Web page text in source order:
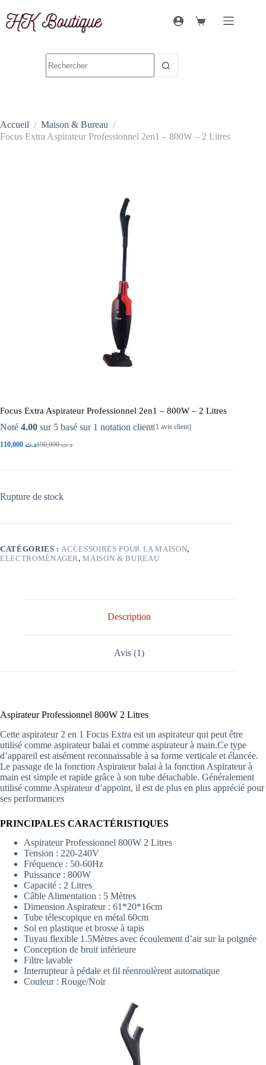
Accueil / Maison & Bureau /
Focus Extra Aspirateur Professionnel 2en1 – 800W – 2 Litres
Focus Extra Aspirateur Professionnel 2en1 – 800W – 2 Litres
Noté 4.00 sur 5 basé sur 1 notation client(1 avis client)
د.ت190,000 د.ت
Rupture de stock
CATÉGORIES : ACCESSOIRES POUR LA MAISON,
ELECTROMÉNAGER,MAISON & BUREAU
Description
Avis (1)
Aspirateur Professionnel 800W 2 Litres
Cette aspirateur 2 en 1 Focus Extra est un aspirateur qui peut être
utilisé comme aspirateur balai et comme aspirateur à main.Ce type
d’appareil est aisément reconnaissable à sa forme verticale et élancée.
Le passage de la fonction Aspirateur balai à la fonction Aspirateur à
main est simple et rapide grâce à son tube détachable. Généralement
utilisé comme Aspirateur d’appoint, il est de plus en plus apprécié pour
ses performances
PRINCIPALES CARACTÉRISTIQUES
Aspirateur Professionnel 800W 2 Litres
Tension : 220-240V
Fréquence : 50-60Hz
Puissance : 800W
Capacité : 2 Litres
Câble Alimentation : 5 Mètres
Dimension Aspirateur : 61*20*16cm
Tube télescopique en métal 60cm
Sol en plastique et brosse à tapis
Tuyau flexible 1.5Mètres avec écoulement d’air sur la poignée
Conception de bruit inférieure
Filtre lavable
Interrupteur à pédale et fil réenroulèrent automatique
Couleur : Rouge/Noir